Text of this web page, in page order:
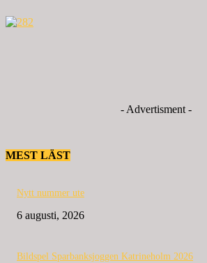
- Advertisment -
MEST LÄST
Nytt nummer ute
6 augusti, 2026
Bildspel Sparbanksjoggen Katrineholm 2026